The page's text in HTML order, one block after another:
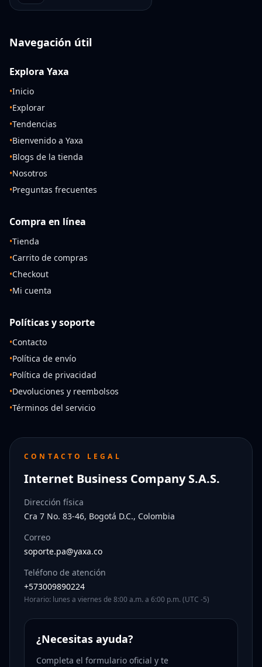
Navegación útil
Explora Yaxa
•Inicio
•Explorar
•Tendencias
•Bienvenido a Yaxa
•Blogs de la tienda
•Nosotros
•Preguntas frecuentes
Compra en línea
•Tienda
•Carrito de compras
•Checkout
•Mi cuenta
Políticas y soporte
•Contacto
•Política de envío
•Política de privacidad
•Devoluciones y reembolsos
•Términos del servicio
CONTACTO LEGAL
Internet Business Company S.A.S.
Dirección física
Cra 7 No. 83-46, Bogotá D.C., Colombia
Correo
soporte.pa@yaxa.co
Teléfono de atención
+573009890224
Horario: lunes a viernes de 8:00 a.m. a 6:00 p.m. (UTC -5)
¿Necesitas ayuda?
Completa el formulario oficial y te